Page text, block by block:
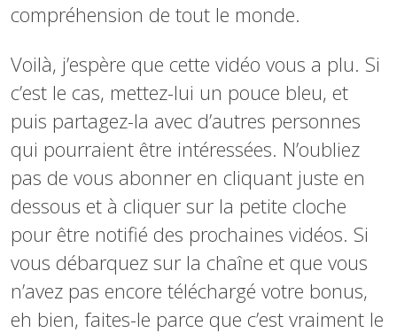
compréhension de tout le monde.
Voilà, j’espère que cette vidéo vous a plu. Si
c’est le cas, mettez-lui un pouce bleu, et
puis partagez-la avec d’autres personnes
qui pourraient être intéressées. N’oubliez
pas de vous abonner en cliquant juste en
dessous et à cliquer sur la petite cloche
pour être notifié des prochaines vidéos. Si
vous débarquez sur la chaîne et que vous
n’avez pas encore téléchargé votre bonus,
eh bien, faites-le parce que c’est vraiment le